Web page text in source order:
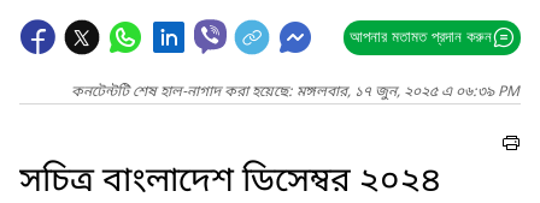
আপনার মতামত প্রদান করুন
কনটেন্টটি শেষ হাল-নাগাদ করা হয়েছে: মঙ্গলবার, ১৭ জুন, ২০২৫ এ ০৬:৩৯ PM
সচিত্র বাংলাদেশ ডিসেম্বর ২০২৪